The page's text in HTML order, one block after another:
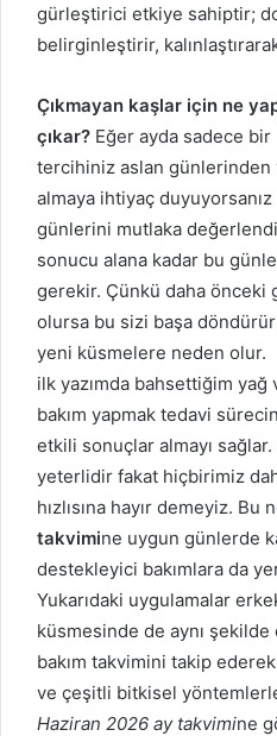
gürleştirici etkiye sahiptir;
belirginleştirir,
Çıkmayan kaşlar için ne
çıkar? Eğer ayda sadece
tercihiniz aslan günlerinden
almaya ihtiyaç
günlerini mutlaka
sonucu alana kadar bu
gerekir. Çünkü daha önceki
olursa bu sizi başa
yeni küsmelere neden
ilk yazımda bahsettiğim
bakım yapmak tedavi
etkili sonuçlar almayı sağlar.
yeterlidir fakat hiçbirimiz
hızlısına hayır demeyiz. Bu
takvimine uygun günlerde
destekleyici bakımlara da
Yukarıdaki uygulamalar
küsmesinde de aynı
bakım takvimini takip
ve çeşitli bitkisel
Haziran 2026 ay takvimine